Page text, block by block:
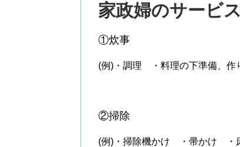
家政婦のサービ
①炊事
(例)・調理 ・料理の下準備、
②掃除
(例)・掃除機かけ ・帚かけ